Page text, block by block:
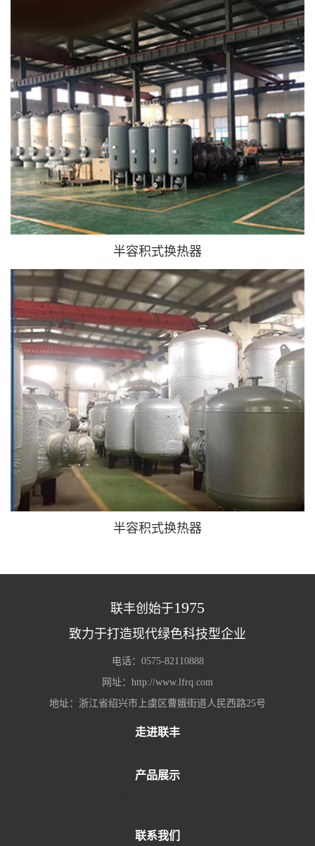
半容积式换热器
半容积式换热器
联丰创始于1975
致力于打造现代绿色科技型企业
电话：0575-82110888
网址：http://www.lfrq.com
地址：浙江省绍兴市上虞区曹娥街道人民西路25号
走进联丰
产品展示
联系我们